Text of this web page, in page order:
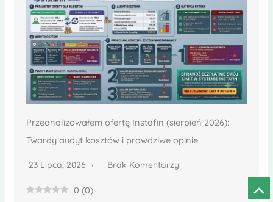
Przeanalizowałem ofertę Instafin (sierpień 2026):
Twardy audyt kosztów i prawdziwe opinie
23 Lipca, 2026 Brak Komentarzy
0 (0)